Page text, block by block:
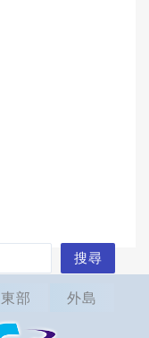
搜尋
東部 外島